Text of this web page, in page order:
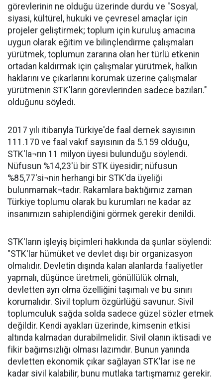
görevlerinin ne olduğu üzerinde durdu ve "Sosyal,
siyasi, kültürel, hukuki ve çevresel amaçlar için
projeler geliştirmek; toplum için kuruluş amacına
uygun olarak eğitim ve bilinçlendirme çalışmaları
yürütmek, toplumun zararına olan her türlü etkenin
ortadan kaldırmak için çalışmalar yürütmek, halkın
haklarını ve çıkarlarını korumak üzerine çalışmalar
yürütmenin STK'ların görevlerinden sadece bazıları."
olduğunu söyledi.
2017 yılı itibarıyla Türkiye'de faal dernek sayısının
111.170 ve faal vakıf sayısının da 5.159 olduğu,
STK'la¬rın 11 milyon üyesi bulunduğu söylendi.
Nüfusun %14,23'ü bir STK üyesidir; nüfusun
%85,77'si¬nin herhangi bir STK'da üyeliği
bulunmamak¬tadır. Rakamlara baktığımız zaman
Türkiye toplumu olarak bu kurumları ne kadar az
insanımızın sahiplendiğini görmek gerekir denildi.
STK'ların işleyiş biçimleri hakkında da şunlar söylendi:
"STK'lar hümüket ve devlet dışı bir organizasyon
olmalıdır. Devletin dışında kalan alanlarda faaliyetler
yapmalı, düşünce üretmeli, gönüllülük olmalı,
devletten ayrı olma özelliğini taşımalı ve bu sınırı
korumalıdır. Sivil toplum özgürlüğü savunur. Sivil
toplumculuk sağda solda sadece güzel sözler etmek
değildir. Kendi ayakları üzerinde, kimsenin etkisi
altında kalmadan durabilmelidir. Sivil olanın iktisadi ve
fikir bağımsızlığı olması lazımdır. Bunun yanında
devletten ekonomik çıkar sağlayan STK'lar ise ne
kadar sivil kalabilir, bunu mutlaka tartışmamız gerekir.